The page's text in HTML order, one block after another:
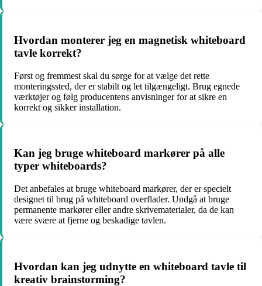
Hvordan monterer jeg en magnetisk whiteboard
tavle korrekt?
Først og fremmest skal du sørge for at vælge det rette
monteringssted, der er stabilt og let tilgængeligt. Brug egnede
værktøjer og følg producentens anvisninger for at sikre en
korrekt og sikker installation.
Kan jeg bruge whiteboard markører på alle
typer whiteboards?
Det anbefales at bruge whiteboard markører, der er specielt
designet til brug på whiteboard overflader. Undgå at bruge
permanente markører eller andre skrivematerialer, da de kan
være svære at fjerne og beskadige tavlen.
Hvordan kan jeg udnytte en whiteboard tavle til
kreativ brainstorming?